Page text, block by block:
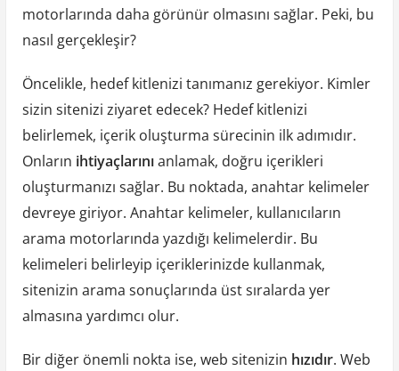
motorlarında daha görünür olmasını sağlar. Peki, bu
nasıl gerçekleşir?
Öncelikle, hedef kitlenizi tanımanız gerekiyor. Kimler
sizin sitenizi ziyaret edecek? Hedef kitlenizi
belirlemek, içerik oluşturma sürecinin ilk adımıdır.
Onların ihtiyaçlarınıanlamak, doğru içerikleri
oluşturmanızı sağlar. Bu noktada, anahtar kelimeler
devreye giriyor. Anahtar kelimeler, kullanıcıların
arama motorlarında yazdığı kelimelerdir. Bu
kelimeleri belirleyip içeriklerinizde kullanmak,
sitenizin arama sonuçlarında üst sıralarda yer
almasına yardımcı olur.
Bir diğer önemli nokta ise, web sitenizin hızıdır. Web